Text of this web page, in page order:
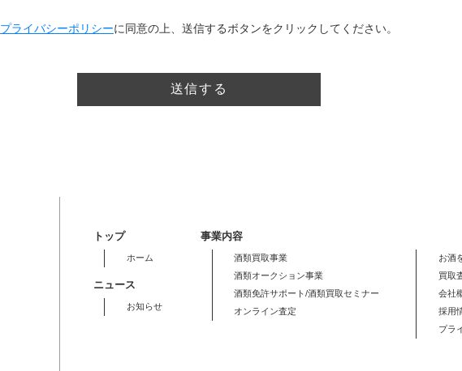
プライバシーポリシーに同意の上、送信するボタンをクリックしてください。
トップ
ホーム
ニュース
お知らせ
事業内容
酒類買取事業
酒類オークション事業
酒類免許サポート/酒類買取セミナー
オンライン査定
お酒
買取
会社
採用
プラ